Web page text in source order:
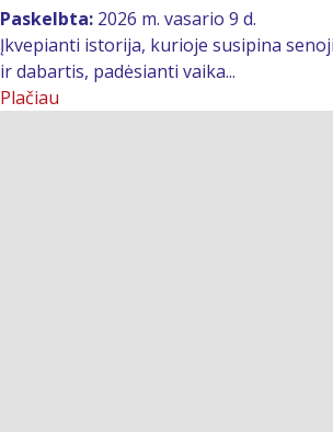
Paskelbta: 2026 m. vasario 9 d.
Įkvepianti istorija, kurioje susipina
ir dabartis, padėsianti vaika...
Plačiau